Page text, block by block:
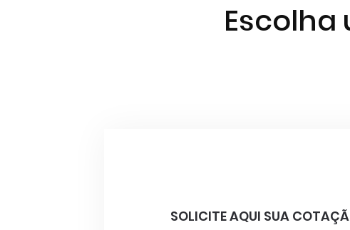
Escolha
SOLICITE AQUI SUA